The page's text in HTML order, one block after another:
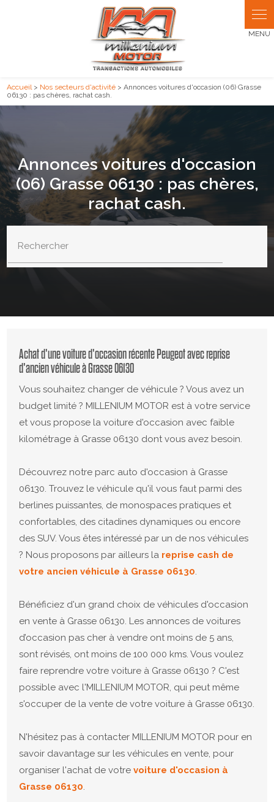
Accueil> Nos secteurs d'activité > Annonces voitures d'occasion (06) Grasse
06130 : pas chères, rachat cash.
Annonces voitures d'occasion
(06) Grasse 06130 : pas chères,
rachat cash.
Rechercher
Achat d'une voiture d'occasion récente Peugeot avec reprise
d'ancien véhicule à Grasse 06130
Vous souhaitez changer de véhicule ? Vous avez un
budget limité ? MILLENIUM MOTOR est à votre service
et vous propose la voiture d'occasion avec faible
kilométrage à Grasse 06130 dont vous avez besoin.
Découvrez notre parc auto d'occasion à Grasse
06130. Trouvez le véhicule qu'il vous faut parmi des
berlines puissantes, de monospaces pratiques et
confortables, des citadines dynamiques ou encore
des SUV. Vous êtes intéressé par un de nos véhicules
? Nous proposons par ailleurs la reprise cash de
votre ancien véhicule à Grasse 06130.
Bénéficiez d'un grand choix de véhicules d'occasion
en vente à Grasse 06130. Les annonces de voitures
d’occasion pas cher à vendre ont moins de 5 ans,
sont révisés, ont moins de 100 000 kms. Vous voulez
faire reprendre votre voiture à Grasse 06130 ? C'est
possible avec l'MILLENIUM MOTOR, qui peut même
s'occuper de la vente de votre voiture à Grasse 06130.
N'hésitez pas à contacter MILLENIUM MOTOR pour en
savoir davantage sur les véhicules en vente, pour
organiser l'achat de votrevoiture d'occasion à
Grasse 06130.
Panneau de gestion des cookies